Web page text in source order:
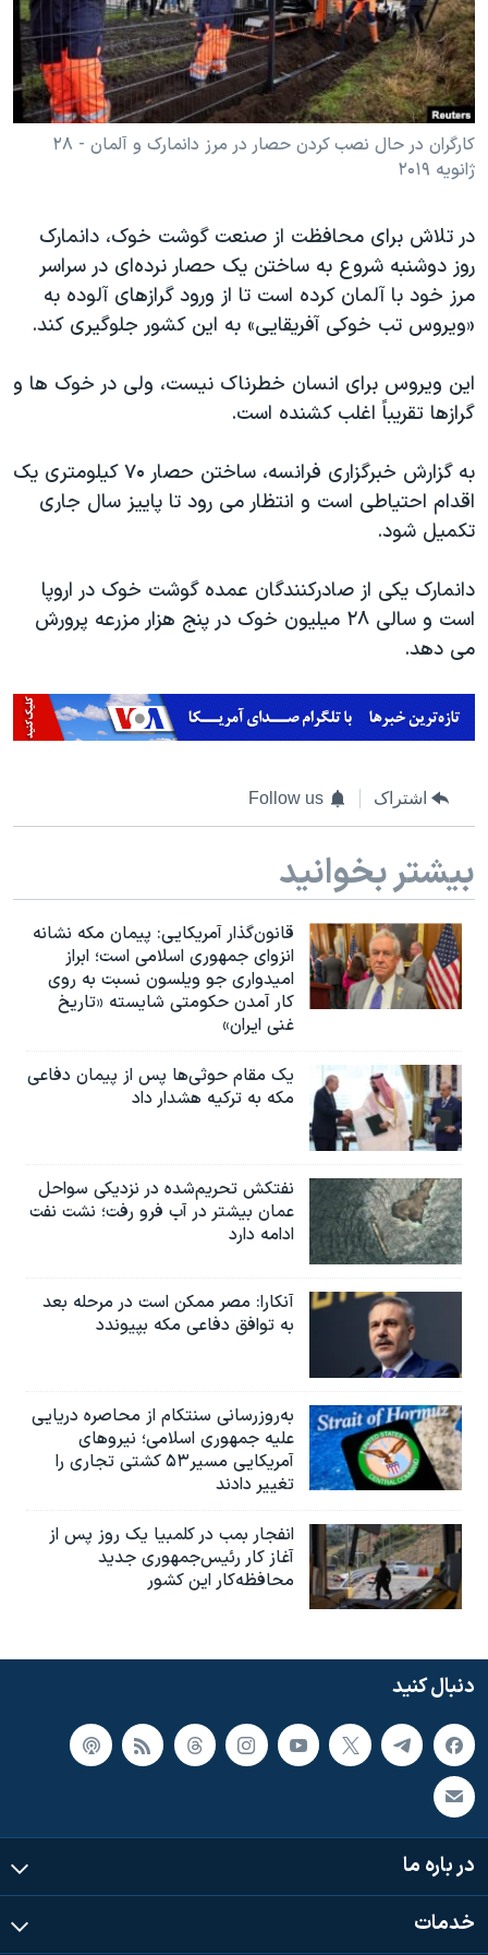
فرهنگ و زندگی
حقوق شهروندی
اقتصادی
علم و فناوری
اسرائیل در جنگ
آرشیو پخش زنده
مستندها
انتخابات ریاست جمهوری آمریکا ۲۰۲۴
حمله جمهوری اسلامی به اسرائیل
رمز مهسا
ورزش زنان در ایران
مجموعه مستندهای دادخواهی
تریبونال مردمی آبان ۹۸
دادگاه حمید نوری
چهل سال گروگان‌گیری
قانون شفافیت دارائی کادر رهبری ایران
اسرائیل در جنگ
نرگس محمدی برنده جایزه نوبل صلح
صفحه‌های ویژه
سفر پرزیدنت ترامپ به چین
دنبال کنید
زبانهای مختلف
کارگران در حال نصب کردن حصار در مرز دانمارک و آلمان - ۲۸
ژانویه ۲۰۱۹
در تلاش برای محافظت از صنعت گوشت خوک، دانمارک
روز دوشنبه شروع به ساختن یک حصار نرده‌ای در سراسر
مرز خود با آلمان کرده است تا از ورود گرازهای آلوده به
«ویروس تب خوکی آفریقایی» به این کشور جلوگیری کند.
این ویروس برای انسان خطرناک نیست، ولی در خوک ها و
گرازها تقریباً اغلب کشنده است.
به گزارش خبرگزاری فرانسه، ساختن حصار ۷۰ کیلومتری یک
اقدام احتیاطی است و انتظار می رود تا پاییز سال جاری
تکمیل شود.
دانمارک یکی از صادرکنندگان عمده گوشت خوک در اروپا
است و سالی ۲۸ میلیون خوک در پنج هزار مزرعه پرورش
می دهد.
اشتراک Follow us
بیشتر بخوانید
قانون‌گذار آمریکایی: پیمان مکه نشانه
انزوای جمهوری اسلامی است؛ ابراز
امیدواری جو ویلسون نسبت به روی
کار آمدن حکومتی شایسته «تاریخ
غنی ایران»
یک مقام حوثی‌ها پس از پیمان دفاعی
مکه به ترکیه هشدار داد
نفتکش تحریم‌شده در نزدیکی سواحل
عمان بیشتر در آب فرو رفت؛ نشت نفت
ادامه دارد
آنکارا: مصر ممکن است در مرحله بعد
به توافق دفاعی مکه بپیوندد
به‌روزرسانی سنتکام از محاصره دریایی
علیه جمهوری اسلامی؛ نیروهای
آمریکایی مسیر۵۳ کشتی تجاری را
تغییر دادند
انفجار بمب‌‌ در کلمبیا یک روز پس از
آغاز کار رئیس‌جمهوری جدید
محافظه‌کار این کشور
دنبال کنید
در باره ما
خدمات